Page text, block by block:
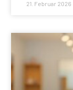
21. Februar 2026